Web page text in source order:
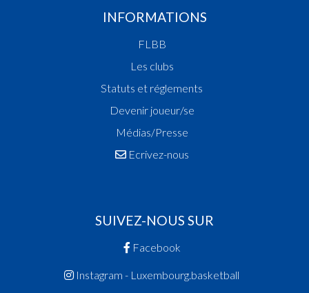
INFORMATIONS
FLBB
Les clubs
Statuts et réglements
Devenir joueur/se
Médias/Presse
Ecrivez-nous
SUIVEZ-NOUS SUR
Facebook
Instagram - Luxembourg.basketball